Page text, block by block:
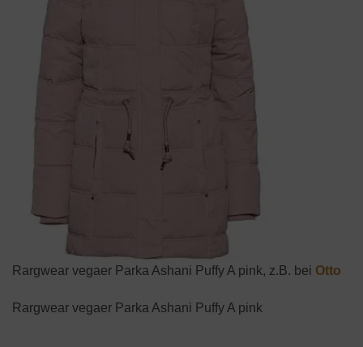
Rargwear vegaer Parka Ashani Puffy A pink, z.B. bei Otto
Rargwear vegaer Parka Ashani Puffy A pink